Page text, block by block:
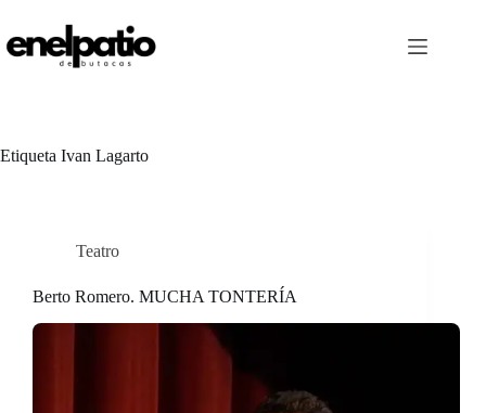
contenido
Etiqueta Ivan Lagarto
Teatro
Berto Romero. MUCHA TONTERÍA